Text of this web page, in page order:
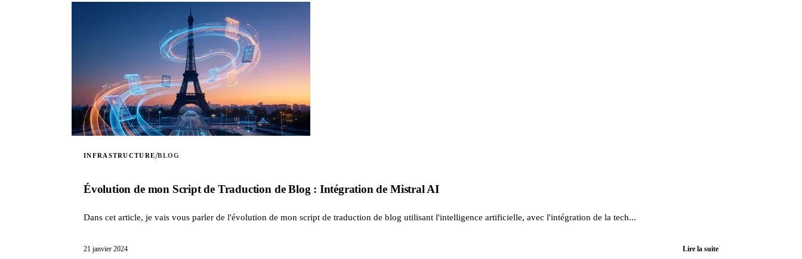
INFRASTRUCTURE/BLOG
Évolution de mon Script de Traduction de Blog : Intégration de Mistral AI
Dans cet article, je vais vous parler de l'évolution de mon script de traduction de blog utilisant l'intelligence artificielle, avec l'intégration de la tech...
21 janvier 2024 Lire la suite